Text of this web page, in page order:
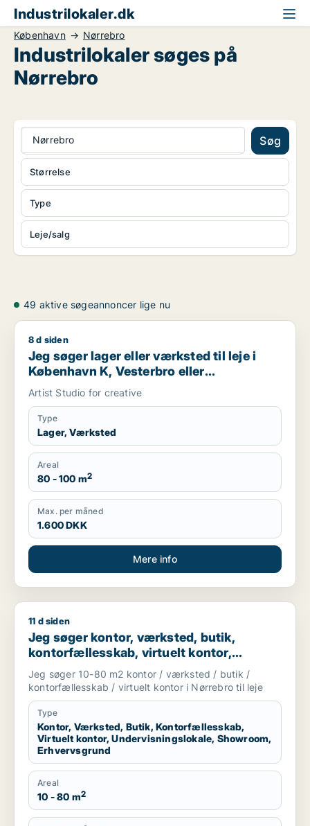
Industrilokaler.dk
København Nørrebro
Industrilokaler søges på
Nørrebro
Nørrebro Søg
Type
Leje/salg
Størrelse
49 aktive søgeannoncer lige nu
Jeg søger lager eller værksted til leje i København K,
8 d siden
Jeg søger lager eller værksted til leje i
København K, Vesterbro eller
Frederiksberg m.fl.
Artist Studio for creative
Type
Lager, Værksted
Areal
80 - 100 m2
Max. per måned
1.600 DKK
Mere info
Jeg søger kontor, værksted, butik, kontorfællesskab,
11 d siden
Jeg søger kontor, værksted, butik,
kontorfællesskab, virtuelt kontor,
undervisningslokale, showroom eller
erhvervsgrund til leje i Nørrebro
Jeg søger 10-80 m2 kontor / værksted / butik /
kontorfællesskab / virtuelt kontor i Nørrebro til leje
Type
Kontor, Værksted, Butik, Kontorfællesskab,
Virtuelt kontor, Undervisningslokale, Showroom,
Erhvervsgrund
Areal
10 - 80 m2